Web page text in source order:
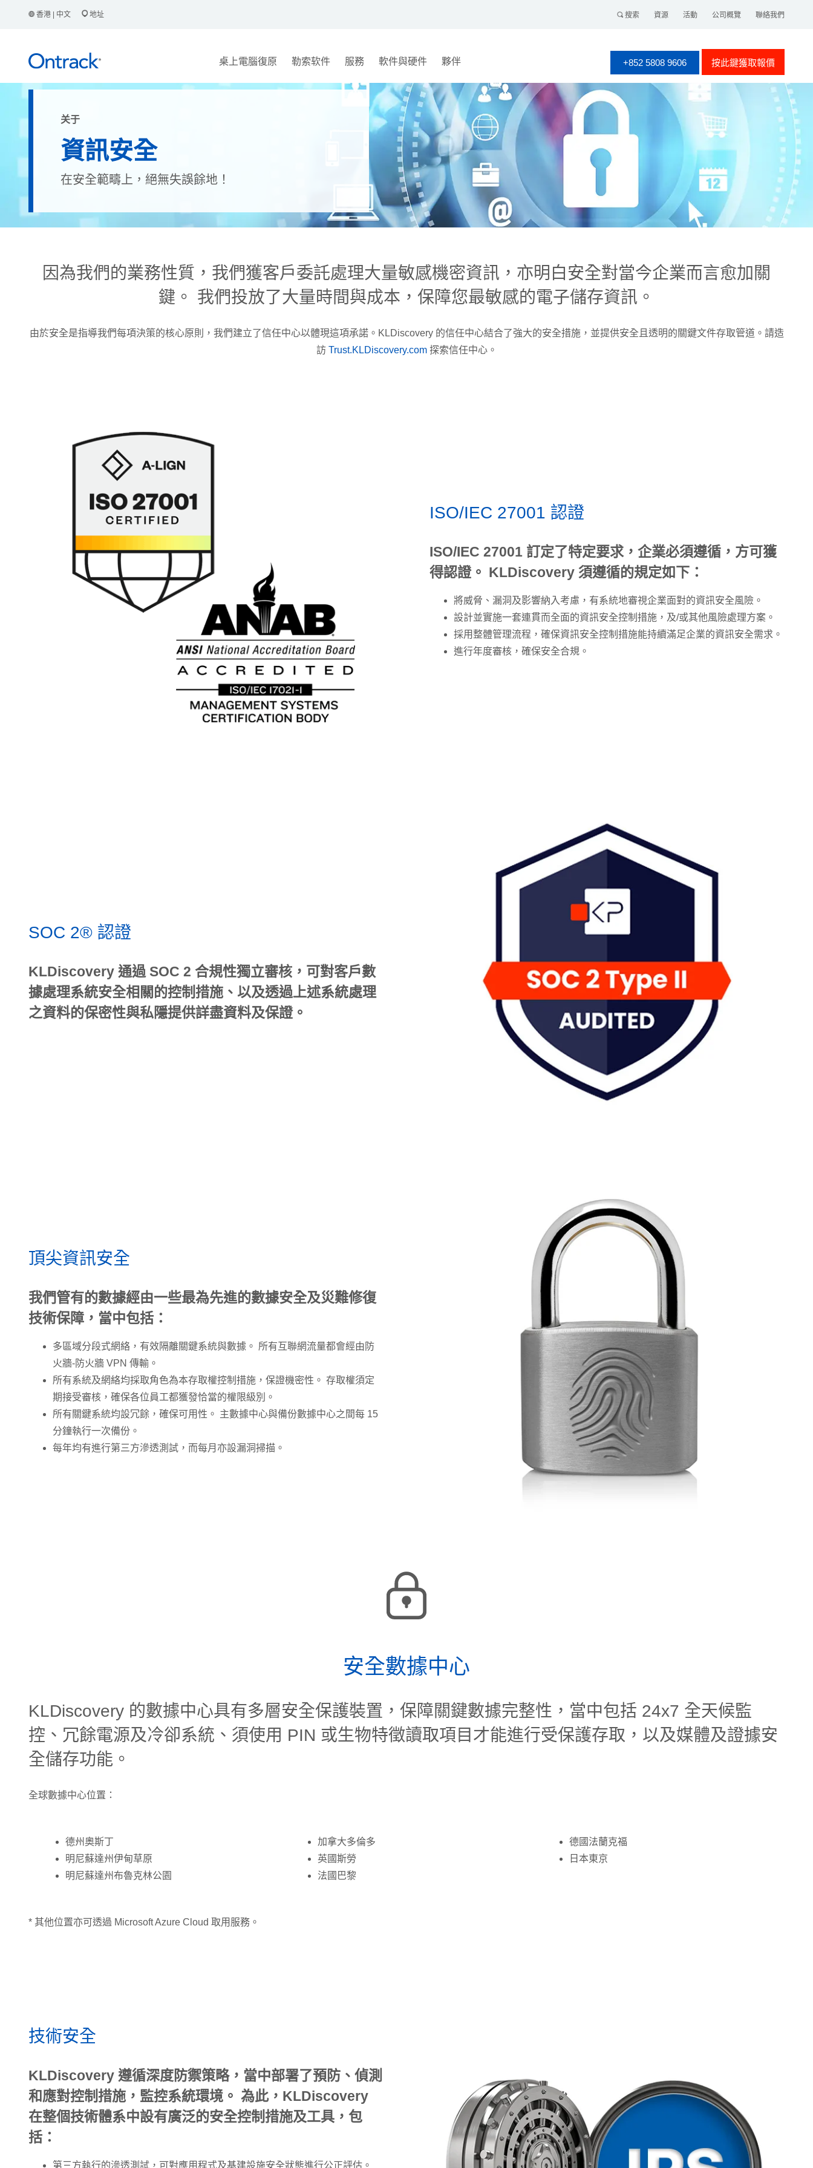
香港 | 中文 地址 搜索 資源 活動 公司概覽 聯絡我們
桌上電腦復原 勒索软件 服務 軟件與硬件 夥伴 +852 5808 9606 按此鍵獲取報價
关于
資訊安全
在安全範疇上，絕無失誤餘地！
因為我們的業務性質，我們獲客戶委託處理大量敏感機密資訊，亦明白安全對當今企業而言愈加關
鍵。 我們投放了大量時間與成本，保障您最敏感的電子儲存資訊。
由於安全是指導我們每項決策的核心原則，我們建立了信任中心以體現這項承諾。KLDiscovery 的信任中心結合了強大的安全措施，並提供安全且透明的關鍵文件存取管道。請造
訪 Trust.KLDiscovery.com探索信任中心。
ISO/IEC 27001 認證
ISO/IEC 27001 訂定了特定要求，企業必須遵循，方可獲
得認證。 KLDiscovery 須遵循的規定如下：
將威脅、漏洞及影響納入考慮，有系統地審視企業面對的資訊安全風險。
設計並實施一套連貫而全面的資訊安全控制措施，及/或其他風險處理方案。
採用整體管理流程，確保資訊安全控制措施能持續滿足企業的資訊安全需求。
進行年度審核，確保安全合規。
SOC 2® 認證
KLDiscovery 通過 SOC 2 合規性獨立審核，可對客戶數
據處理系統安全相關的控制措施、以及透過上述系統處理
之資料的保密性與私隱提供詳盡資料及保證。
頂尖資訊安全
我們管有的數據經由一些最為先進的數據安全及災難修復
技術保障，當中包括：
多區域分段式網絡，有效隔離關鍵系統與數據。 所有互聯網流量都會經由防
火牆-防火牆 VPN 傳輸。
所有系統及網絡均採取角色為本存取權控制措施，保證機密性。 存取權須定
期接受審核，確保各位員工都獲發恰當的權限級別。
所有關鍵系統均設冗餘，確保可用性。 主數據中心與備份數據中心之間每 15
分鐘執行一次備份。
每年均有進行第三方滲透測試，而每月亦設漏洞掃描。
安全數據中心
KLDiscovery 的數據中心具有多層安全保護裝置，保障關鍵數據完整性，當中包括 24x7 全天候監
控、冗餘電源及冷卻系統、須使用 PIN 或生物特徵讀取項目才能進行受保護存取，以及媒體及證據安
全儲存功能。
全球數據中心位置：
德州奧斯丁
明尼蘇達州伊甸草原
明尼蘇達州布魯克林公園
加拿大多倫多
英國斯勞
法國巴黎
德國法蘭克福
日本東京
* 其他位置亦可透過 Microsoft Azure Cloud 取用服務。
技術安全
KLDiscovery 遵循深度防禦策略，當中部署了預防、偵測
和應對控制措施，監控系統環境。 為此，KLDiscovery
在整個技術體系中設有廣泛的安全控制措施及工具，包
括：
第三方執行的滲透測試，可對應用程式及基建設施安全狀態進行公正評估。